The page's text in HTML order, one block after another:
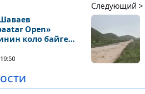
Open»
коло байге
Следующий >